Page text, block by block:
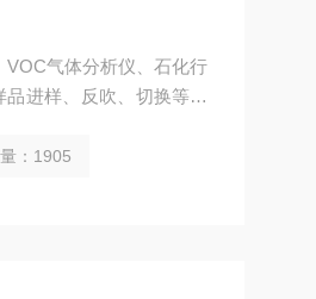
VOC气体分析仪、石化行
进样、反吹、切换等场
：1905